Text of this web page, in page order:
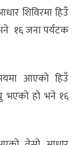
शिविरमा हिउँ
१६ जना पर्यटक
आएको हिउँ
भएको हो भने १६